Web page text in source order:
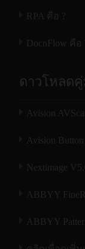
RPA คือ ?
DocnFlow คือ
ดาวโหลด
Avision
Avision
Nextimage
ABBYY
ABBYY